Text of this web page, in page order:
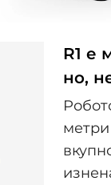
R1 е
но,